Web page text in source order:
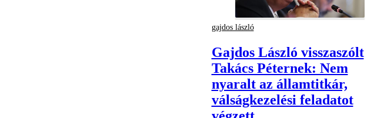
gajdos lászló
Gajdos László visszaszólt
Takács Péternek: Nem
nyaralt az államtitkár,
válságkezelési feladatot